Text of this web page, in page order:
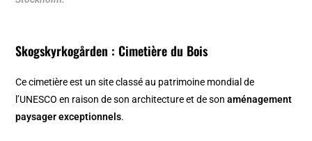
Skogskyrkogården : Cimetière du Bois
Ce cimetière est un site classé au patrimoine mondial de
l’UNESCO en raison de son architecture et de sonaménagement
paysager exceptionnels.